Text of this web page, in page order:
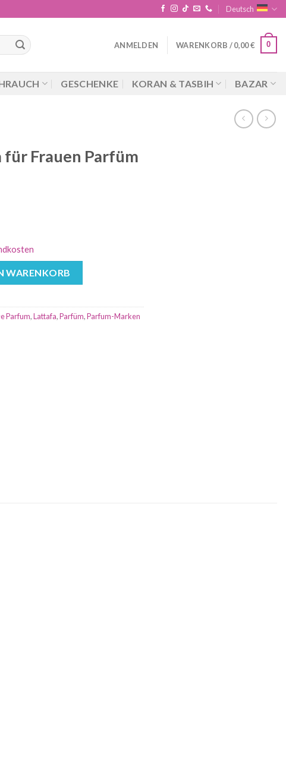
Deutsch
ANMELDEN WARENKORB /0,00€ 0
GESCHENKE KORAN & TASBIH BAZAR
Frauen Parfüm
WARENKORB
Parfum,Lattafa,Parfüm,Parfum-Marken